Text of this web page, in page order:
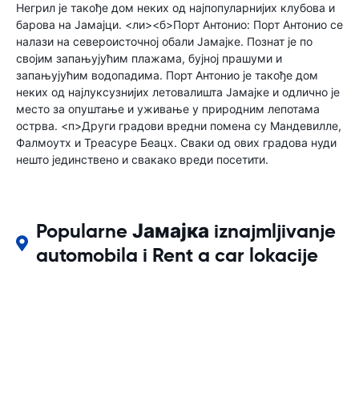
Негрил је такође дом неких од најпопуларнијих клубова и
барова на Јамајци. <ли><б>Порт Антонио: Порт Антонио се
налази на североисточној обали Јамајке. Познат је по
својим запањујућим плажама, бујној прашуми и
запањујућим водопадима. Порт Антонио је такође дом
неких од најлуксузнијих летовалишта Јамајке и одлично је
место за опуштање и уживање у природним лепотама
острва. <п>Други градови вредни помена су Мандевилле,
Фалмоутх и Треасуре Беацх. Сваки од ових градова нуди
нешто јединствено и свакако вреди посетити.
Popularne Јамајка iznajmljivanje
automobila i Rent a car lokacije